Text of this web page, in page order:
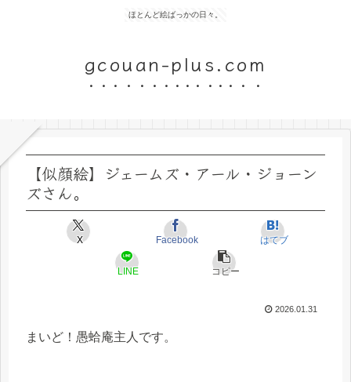
ほとんど絵ばっかの日々。
gcouan-plus.com
【似顔絵】ジェームズ・アール・ジョーン
ズさん。
X Facebook はてブ
LINE コピー
2026.01.31
まいど！愚蛤庵主人です。